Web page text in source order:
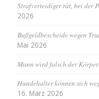
Strafverteidiger rät, bei der
2026
Bußgeldbescheide wegen
Mai 2026
Mann wird falsch der
Hundehalter können sich
16. März 2026